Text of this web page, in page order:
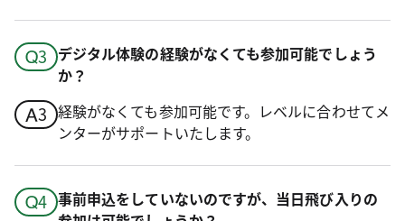
デジタル体験の経験がなくても参加可能でしょう
か？
経験がなくても参加可能です。レベルに合わせてメ
ンターがサポートいたします。
事前申込をしていないのですが、当日飛び入りの